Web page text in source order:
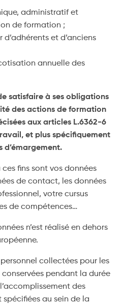
administratif et
de formation ;
et d’anciens
annuelle des
satisfaire à ses obligations
des actions de formation
aux articles L.6362-6
et plus spécifiquement
d’émargement.
fins sont vos données
de contact, les données
votre cursus
de compétences…
n’est réalisé en dehors
collectées pour les
pendant la durée
des
au sein de la